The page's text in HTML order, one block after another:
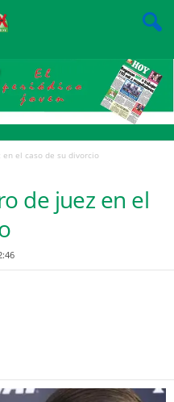
el caso de su divorcio
de juez en el